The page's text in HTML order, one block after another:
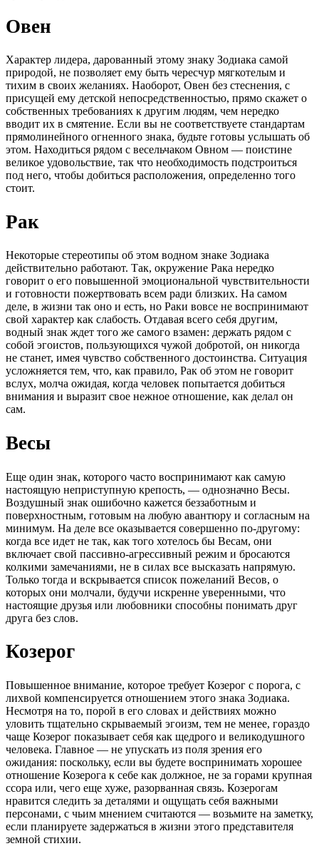
Овен
Характер лидера, дарованный этому знаку Зодиака самой
природой, не позволяет ему быть чересчур мягкотелым и
тихим в своих желаниях. Наоборот, Овен без стеснения, с
присущей ему детской непосредственностью, прямо скажет о
собственных требованиях к другим людям, чем нередко
вводит их в смятение. Если вы не соответствуете стандартам
прямолинейного огненного знака, будьте готовы услышать об
этом. Находиться рядом с весельчаком Овном — поистине
великое удовольствие, так что необходимость подстроиться
под него, чтобы добиться расположения, определенно того
стоит.
Рак
Некоторые стереотипы об этом водном знаке Зодиака
действительно работают. Так, окружение Рака нередко
говорит о его повышенной эмоциональной чувствительности
и готовности пожертвовать всем ради близких. На самом
деле, в жизни так оно и есть, но Раки вовсе не воспринимают
свой характер как слабость. Отдавая всего себя другим,
водный знак ждет того же самого взамен: держать рядом с
собой эгоистов, пользующихся чужой добротой, он никогда
не станет, имея чувство собственного достоинства. Ситуация
усложняется тем, что, как правило, Рак об этом не говорит
вслух, молча ожидая, когда человек попытается добиться
внимания и выразит свое нежное отношение, как делал он
сам.
Весы
Еще один знак, которого часто воспринимают как самую
настоящую неприступную крепость, — однозначно Весы.
Воздушный знак ошибочно кажется беззаботным и
поверхностным, готовым на любую авантюру и согласным на
минимум. На деле все оказывается совершенно по-другому:
когда все идет не так, как того хотелось бы Весам, они
включает свой пассивно-агрессивный режим и бросаются
колкими замечаниями, не в силах все высказать напрямую.
Только тогда и вскрывается список пожеланий Весов, о
которых они молчали, будучи искренне уверенными, что
настоящие друзья или любовники способны понимать друг
друга без слов.
Козерог
Повышенное внимание, которое требует Козерог с порога, с
лихвой компенсируется отношением этого знака Зодиака.
Несмотря на то, порой в его словах и действиях можно
уловить тщательно скрываемый эгоизм, тем не менее, гораздо
чаще Козерог показывает себя как щедрого и великодушного
человека. Главное — не упускать из поля зрения его
ожидания: поскольку, если вы будете воспринимать хорошее
отношение Козерога к себе как должное, не за горами крупная
ссора или, чего еще хуже, разорванная связь. Козерогам
нравится следить за деталями и ощущать себя важными
персонами, с чьим мнением считаются — возьмите на заметку,
если планируете задержаться в жизни этого представителя
земной стихии.